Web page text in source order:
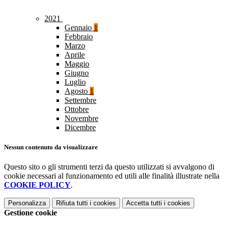
2021
Gennaio 1
Febbraio
Marzo
Aprile
Maggio
Giugno
Luglio
Agosto 1
Settembre
Ottobre
Novembre
Dicembre
Nessun contenuto da visualizzare
Questo sito o gli strumenti terzi da questo utilizzati si avvalgono di
cookie necessari al funzionamento ed utili alle finalità illustrate nella
COOKIE POLICY.
Personalizza Rifiuta tutti i cookies Accetta tutti i cookies
Gestione cookie